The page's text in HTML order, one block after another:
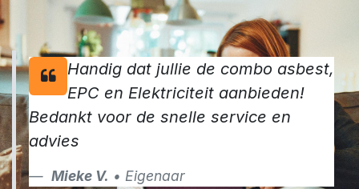
Contacteer ons